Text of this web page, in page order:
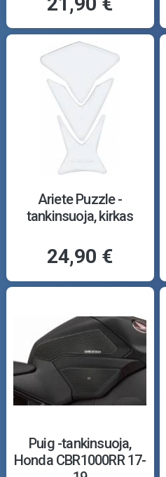
Ariete Puzzle -
tankinsuoja, kirkas
24,90 €
Puig -tankinsuoja,
Honda CBR1000RR 17-